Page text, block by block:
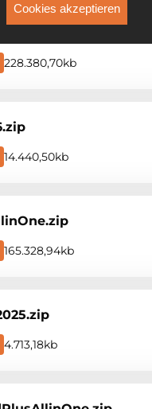
228.380,70kb
14.440,50kb
165.328,94kb
4.713,18kb
ständig angezeigt wird.
Cookies akzeptieren